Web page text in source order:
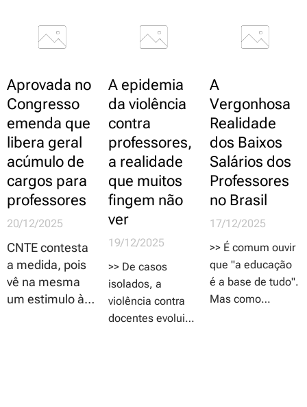
inovação,
reconhecem que
a educação é um
pilar essencial, e
que não há
educação de
qualidade sem
professores
valorizados"
conseguir atrair,
desenvolver e
Aprovada no
Congresso
emenda que
libera geral
acúmulo de
cargos para
professores
20/12/2025
CNTE contesta
a medida, pois
vê na mesma
um estimulo à
A epidemia
da violência
contra
professores,
a realidade
que muitos
fingem não
ver
19/12/2025
>> De casos
isolados, a
violência contra
docentes evoluiu
A
Vergonhosa
Realidade
dos Baixos
Salários dos
Professores
no Brasil
17/12/2025
>> É comum ouvir
que "a educação
é a base de tudo".
Mas como